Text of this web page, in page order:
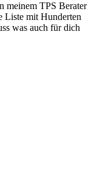
meinem TPS Berater
Liste mit Hunderten
was auch für dich